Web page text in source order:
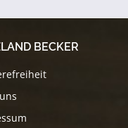
BECKER